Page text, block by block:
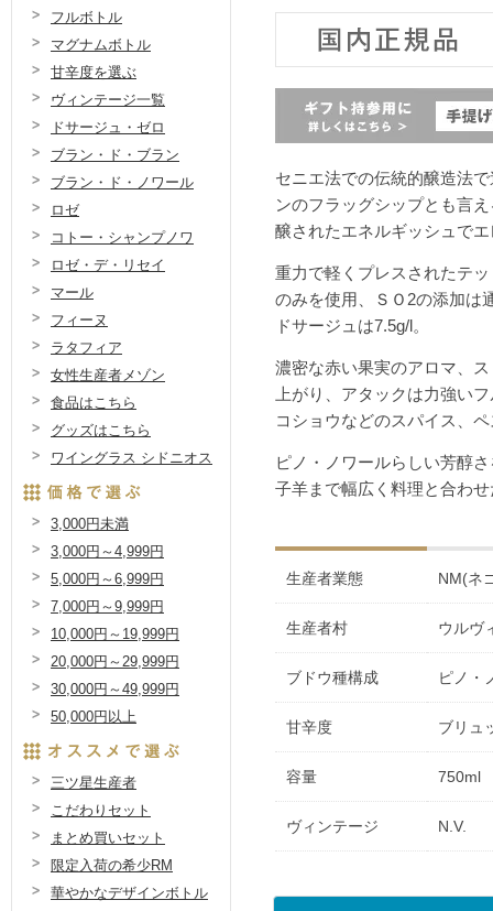
セニエ法での伝統的醸造法
ンのフラッグシップとも言
醸されたエネルギッシュで
重力で軽くプレスされたテ
のみを使用、ＳＯ2の添加は
ドサージュは7.5g/l。
濃密な赤い果実のアロマ、
上がり、アタックは力強い
コショウなどのスパイス、
ピノ・ノワールらしい芳醇
子羊まで幅広く料理と合わ
生産者業態 NM(ネ
生産者村 ウルヴ
ブドウ種構成 ピノ・
甘辛度 ブリュ
容量 750ml
ヴィンテージ N.V.
フルボトル
マグナムボトル
甘辛度を選ぶ
ヴィンテージ一覧
ドサージュ・ゼロ
ブラン・ド・ブラン
ブラン・ド・ノワール
ロゼ
コトー・シャンプノワ
ロゼ・デ・リセイ
マール
フィーヌ
ラタフィア
女性生産者メゾン
食品はこちら
グッズはこちら
ワイングラス シドニオス
3,000円未満
3,000円～4,999円
5,000円～6,999円
7,000円～9,999円
10,000円～19,999円
20,000円～29,999円
30,000円～49,999円
50,000円以上
三ツ星生産者
こだわりセット
まとめ買いセット
限定入荷の希少RM
華やかなデザインボトル